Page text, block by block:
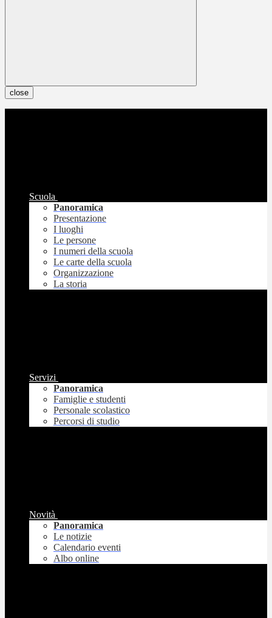
close
Scuola
Panoramica
Presentazione
I luoghi
Le persone
I numeri della scuola
Le carte della scuola
Organizzazione
La storia
Servizi
Panoramica
Famiglie e studenti
Personale scolastico
Percorsi di studio
Novità
Panoramica
Le notizie
Calendario eventi
Albo online